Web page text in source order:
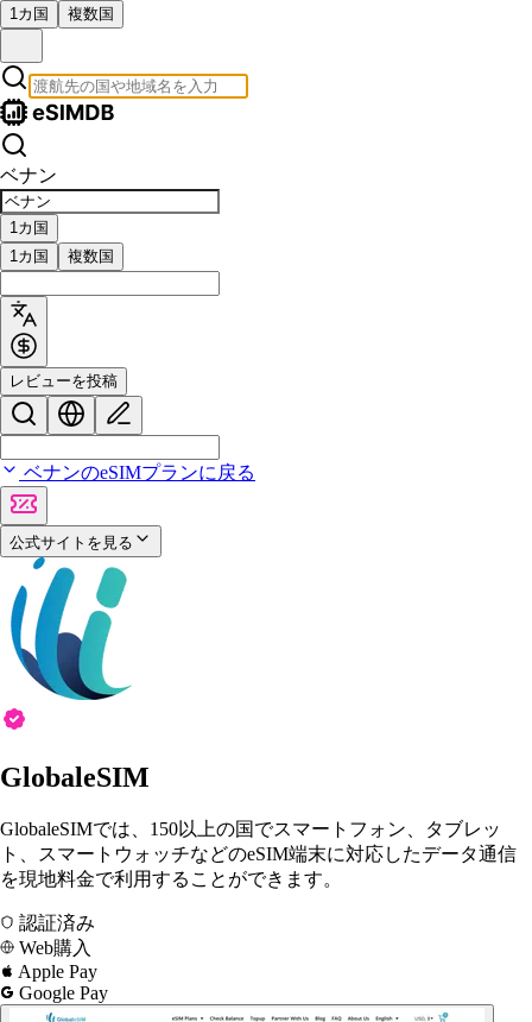
1カ国 複数国
ベナン
1カ国
1カ国
複数国
レビューを投稿
ベナンのeSIMプランに戻る
公式サイトを見る
GlobaleSIM
GlobaleSIMでは、150以上の国でスマートフォン、タブレッ
ト、スマートウォッチなどのeSIM端末に対応したデータ通信
を現地料金で利用することができます。
認証済み
Web購入
Apple Pay
Google Pay